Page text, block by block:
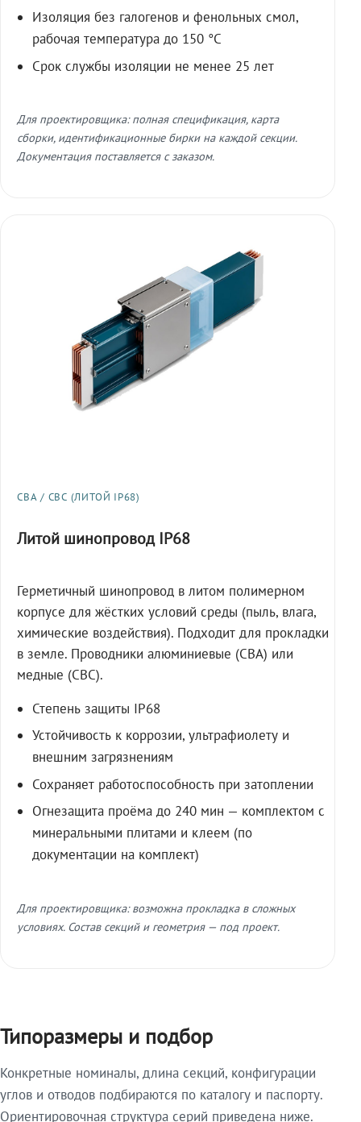
Изоляция без галогенов и фенольных смол,
рабочая температура до 150 °C
Срок службы изоляции не менее 25 лет
Для проектировщика: полная спецификация, карта
сборки, идентификационные бирки на каждой секции.
Документация поставляется с заказом.
СВА / СВС (ЛИТОЙ IP68)
Литой шинопровод IP68
Герметичный шинопровод в литом полимерном
корпусе для жёстких условий среды (пыль, влага,
химические воздействия). Подходит для прокладки
в земле. Проводники алюминиевые (СВА) или
медные (СВС).
Степень защиты IP68
Устойчивость к коррозии, ультрафиолету и
внешним загрязнениям
Сохраняет работоспособность при затоплении
Огнезащита проёма до 240 мин — комплектом с
минеральными плитами и клеем (по
документации на комплект)
Для проектировщика: возможна прокладка в сложных
условиях. Состав секций и геометрия — под проект.
Типоразмеры и подбор
Конкретные номиналы, длина секций, конфигурации
углов и отводов подбираются по каталогу и паспорту.
Ориентировочная структура серий приведена ниже.